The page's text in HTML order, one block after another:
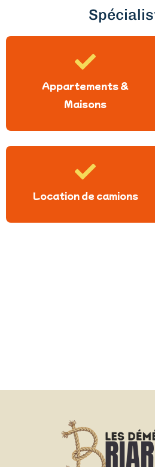
Appartements &
Maisons
Location de camions